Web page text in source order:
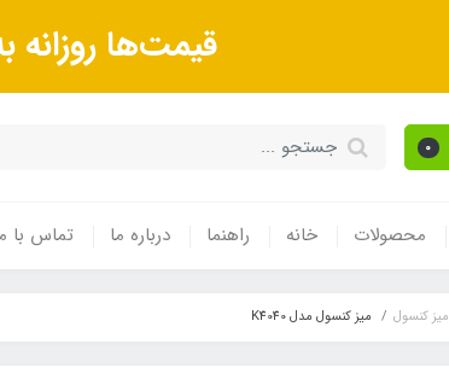
قیمت‌ها روزانه
0
محصولات خانه راهنما درباره ما تماس با
میز کنسول میز کنسول مدل K4040